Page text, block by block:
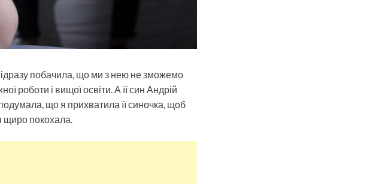
побачила, що ми з нею не зможемо
роботи і вищої освіти. А її син Андрій
що я прихватила її синочка, щоб
щиро покохала.